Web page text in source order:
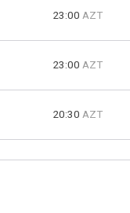
23:00 AZT
23:00 AZT
20:30 AZT